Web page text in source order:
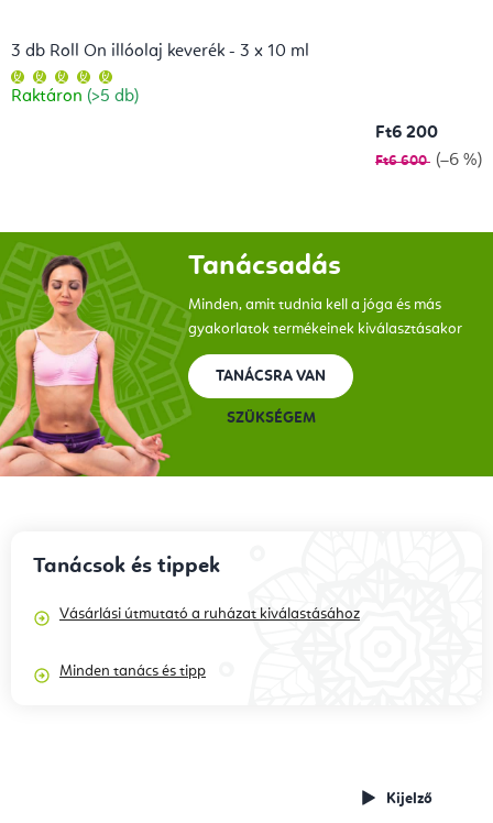
3 db Roll On illóolaj keverék - 3 x 10 ml
termék
átlagos
értékelése
Raktáron (>5 db)
Ft6 200
Ft6 600 (–6 %)
Tanácsadás
Minden, amit tudnia kell a jóga és más
gyakorlatok termékeinek kiválasztásakor
TANÁCSRA VAN
SZÜKSÉGEM
Tanácsok és tippek
Vásárlási útmutató a ruházat kiválastásához
Minden tanács és tipp
Kijelző